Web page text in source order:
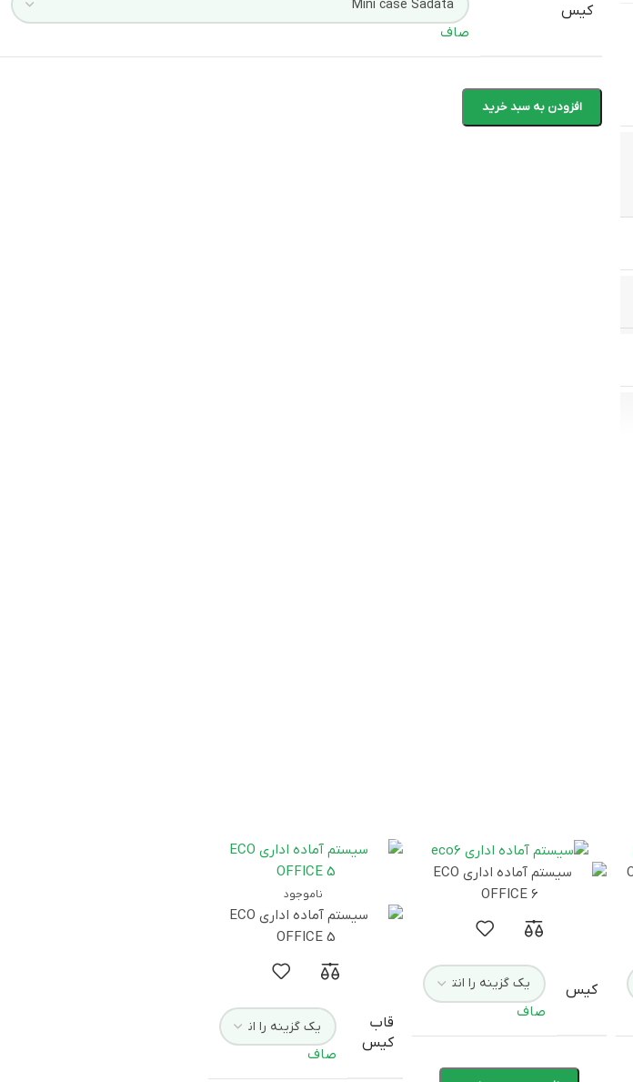
کیس
صاف
افزودن به سبد خرید
کیس
صاف
ناموجود
قاب
کیس
صاف